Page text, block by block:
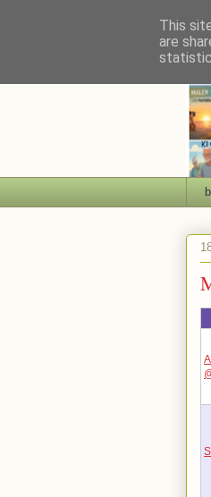
This
are